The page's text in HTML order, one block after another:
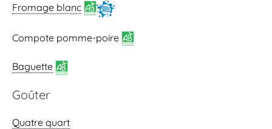
Fromage blanc
Compote pomme-poire
Baguette
Goûter
Quatre quart